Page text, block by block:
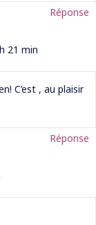
Réponse
21 min
C’est , au plaisir
Réponse